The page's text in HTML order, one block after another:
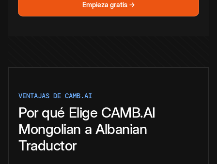
Empieza gratis →
VENTAJAS DE CAMB.AI
Por qué Elige CAMB.AI
Mongolian a Albanian
Traductor